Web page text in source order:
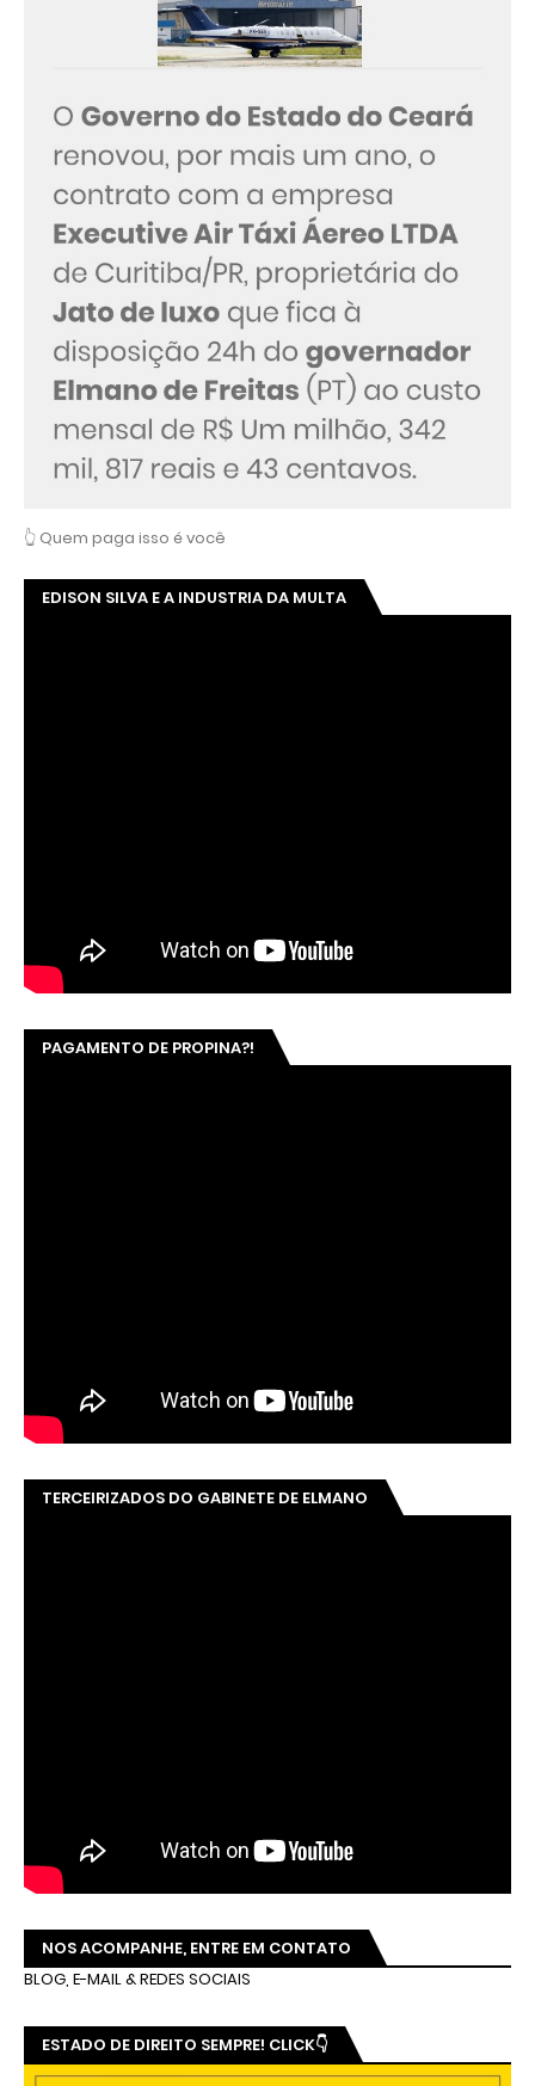
👆 Quem paga isso é você
EDISON SILVA E A INDUSTRIA DA MULTA
PAGAMENTO DE PROPINA?!
TERCEIRIZADOS DO GABINETE DE ELMANO
NOS ACOMPANHE, ENTRE EM CONTATO
BLOG, E-MAIL & REDES SOCIAIS
ESTADO DE DIREITO SEMPRE! CLICK👇